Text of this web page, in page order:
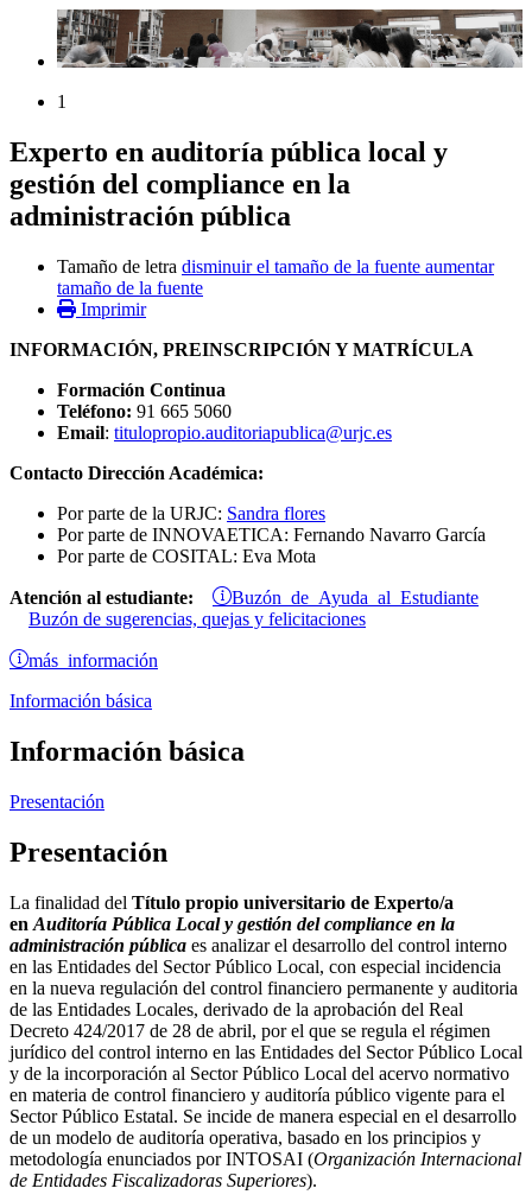
1
Experto en auditoría pública local y
gestión del compliance en la
administración pública
Tamaño de letra disminuir el tamaño de la fuente aumentar
tamaño de la fuente
Imprimir
INFORMACIÓN, PREINSCRIPCIÓN Y MATRÍCULA
Formación Continua
Teléfono: 91 665 5060
Email: titulopropio.auditoriapublica@urjc.es
Contacto Dirección Académica:
Por parte de la URJC: Sandra flores
Por parte de INNOVAETICA: Fernando Navarro García
Por parte de COSITAL: Eva Mota
Atención al estudiante: Buzón de Ayuda al Estudiante
Buzón de sugerencias, quejas y felicitaciones
más información
Información básica
Información básica
Presentación
Presentación
La finalidad del Título propio universitario de Experto/a
en Auditoría Pública Local y gestión del compliance en la
administración pública es analizar el desarrollo del control interno
en las Entidades del Sector Público Local, con especial incidencia
en la nueva regulación del control financiero permanente y auditoria
de las Entidades Locales, derivado de la aprobación del Real
Decreto 424/2017 de 28 de abril, por el que se regula el régimen
jurídico del control interno en las Entidades del Sector Público Local
y de la incorporación al Sector Público Local del acervo normativo
en materia de control financiero y auditoría público vigente para el
Sector Público Estatal. Se incide de manera especial en el desarrollo
de un modelo de auditoría operativa, basado en los principios y
metodología enunciados por INTOSAI (Organización Internacional
de Entidades Fiscalizadoras Superiores).